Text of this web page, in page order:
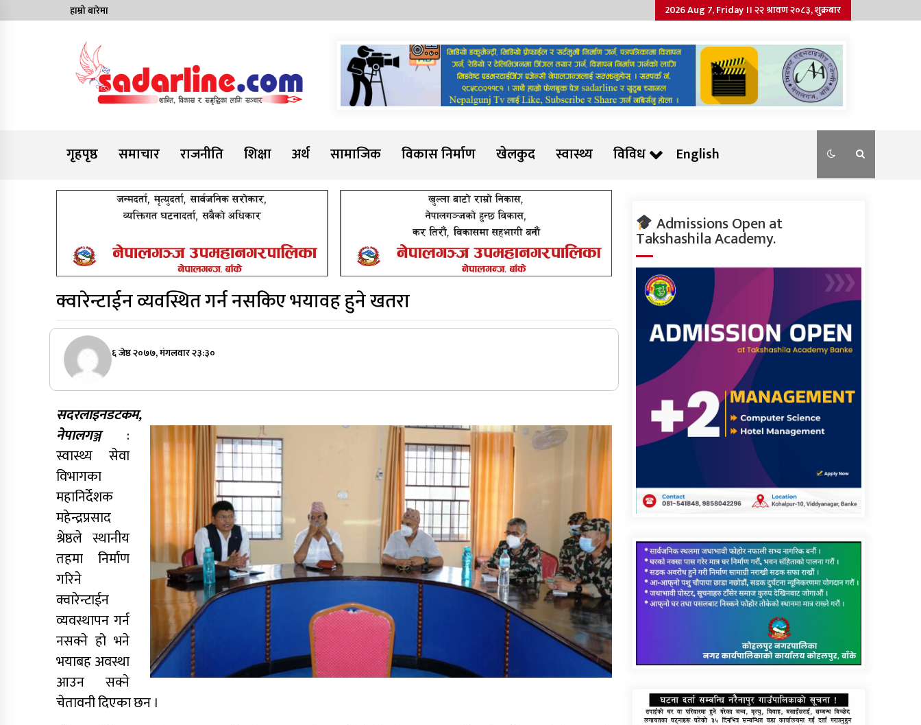
to
हाम्रो बारेमा 2026 Aug 7, Friday ।। २२ श्रावण २०८३, शुक्रबार
Sadarline
गृहपृष्ठ
समाचार राजनीति शिक्षा अर्थ सामाजिक विकास निर्माण खेलकुद स्वास्थ्य विविध English
क्वारेन्टाईन व्यवस्थित गर्न नसकिए भयावह हुने खतरा
६ जेष्ठ २०७७, मंगलवार २३:३०
सदरलाइनडटकम,
नेपालगञ्ज
:
स्वास्थ्य सेवा
विभागका
महानिर्देशक
महेन्द्रप्रसाद
श्रेष्ठले स्थानीय
तहमा निर्माण
गरिने
क्वारेन्टाईन
व्यवस्थापन गर्न
नसक्ने हो भने
भयाबह अवस्था
आउन सक्ने
चेतावनी दिएका छन ।
Admissions Open at
Takshashila Academy.